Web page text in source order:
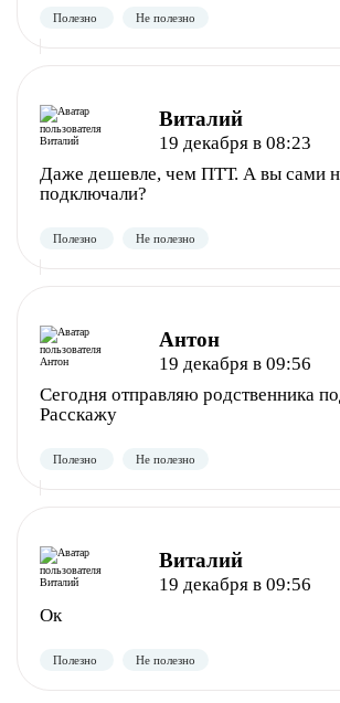
Полезно Не полезно
Виталий
19 декабря в 08:23
Даже дешевле, чем ПТТ. А вы сами
подключали?
Антон
19 декабря в 09:56
Сегодня отправляю родственника
Расскажу
Виталий
19 декабря в 09:56
Ок